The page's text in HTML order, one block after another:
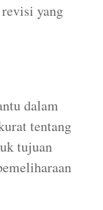
yang
dalam
tentang
tujuan